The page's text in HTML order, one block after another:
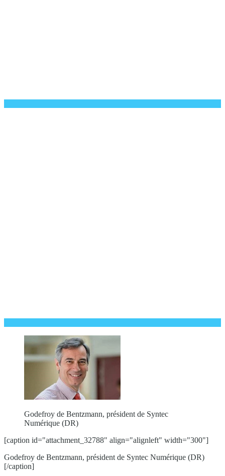
Godefroy de Bentzmann, président de Syntec
Numérique (DR)
[caption id="attachment_32788" align="alignleft" width="300"]
Godefroy de Bentzmann, président de Syntec Numérique (DR)
[/caption]